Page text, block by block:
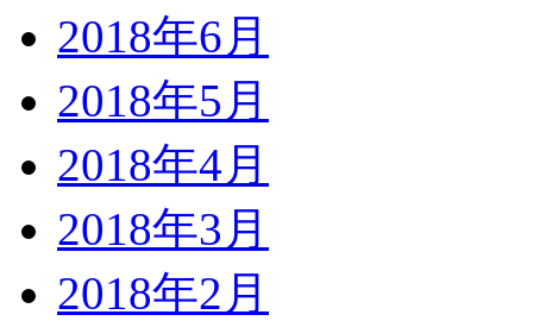
2018年6月
2018年5月
2018年4月
2018年3月
2018年2月